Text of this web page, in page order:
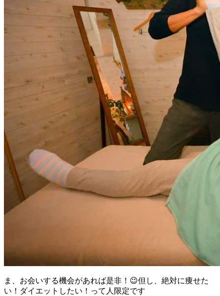
ま、お会いする機会があれば是非！😉但し、絶対に痩せた
い！ダイエットしたい！って人限定です